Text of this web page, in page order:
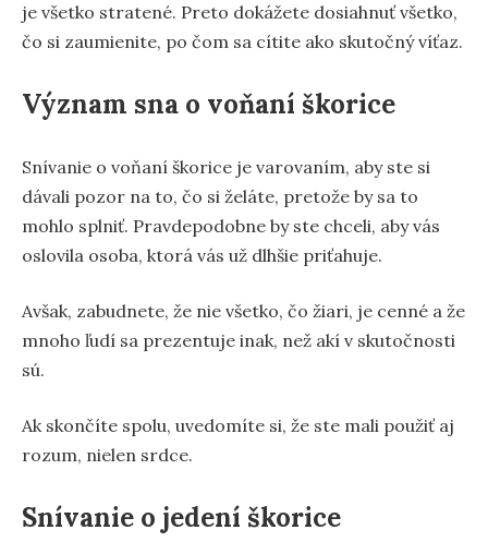
je všetko stratené. Preto dokážete dosiahnuť všetko,
čo si zaumienite, po čom sa cítite ako skutočný víťaz.
Význam sna o voňaní škorice
Snívanie o voňaní škorice je varovaním, aby ste si
dávali pozor na to, čo si želáte, pretože by sa to
mohlo splniť. Pravdepodobne by ste chceli, aby vás
oslovila osoba, ktorá vás už dlhšie priťahuje.
Avšak, zabudnete, že nie všetko, čo žiari, je cenné a že
mnoho ľudí sa prezentuje inak, než akí v skutočnosti
sú.
Ak skončíte spolu, uvedomíte si, že ste mali použiť aj
rozum, nielen srdce.
Snívanie o jedení škorice